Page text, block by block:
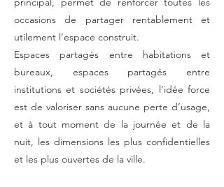
occasions de partager rentablement et
utilement l’espace construit.
Espaces partagés entre habitations et
bureaux, espaces partagés entre
institutions et sociétés privées, l’idée force
est de valoriser sans aucune perte d’usage,
et à tout moment de la journée et de la
nuit, les dimensions les plus confidentielles
et les plus ouvertes de la ville.